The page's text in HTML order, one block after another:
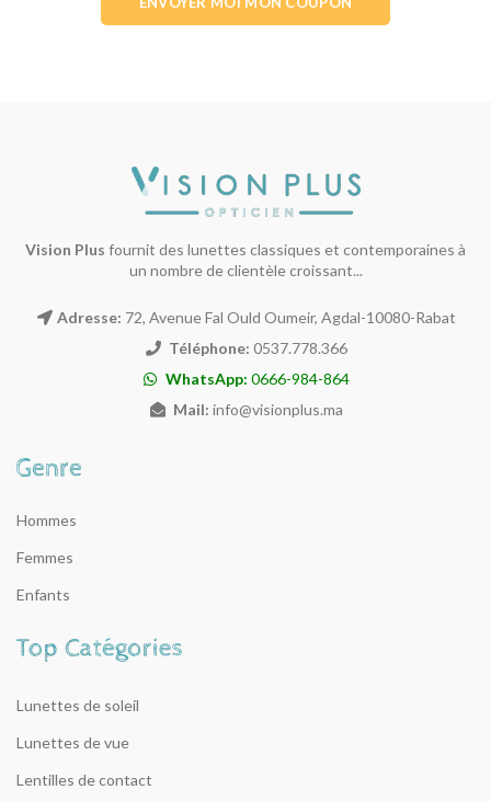
Vision Plus fournit des lunettes classiques et contemporaines à
un nombre de clientèle croissant...
Adresse: 72, Avenue Fal Ould Oumeir, Agdal-10080-Rabat
Téléphone: 0537.778.366
WhatsApp: 0666-984-864
Mail: info@visionplus.ma
Hommes
Femmes
Enfants
Lunettes de soleil
Lunettes de vue
Lentilles de contact